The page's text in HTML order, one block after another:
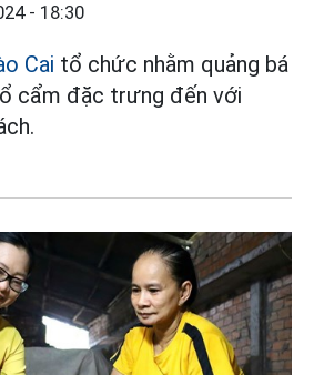
- 18:30
Cai tổ chức nhằm quảng bá
cẩm đặc trưng đến với